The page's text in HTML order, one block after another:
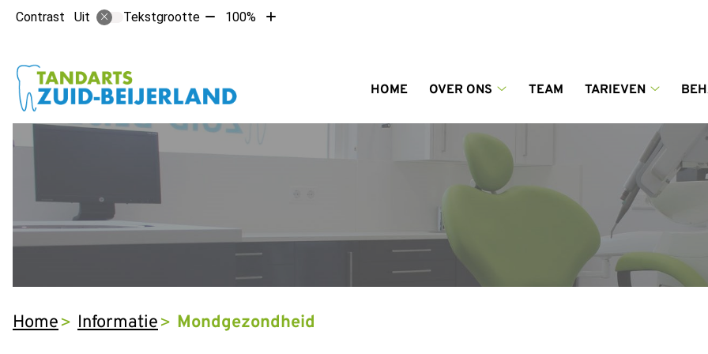
Contrast Uit Tekstgrootte Tekst100%
Tekst
HOME
OVER ONS
ons
TEAM
TARIEVEN
submenu
Home Informatie Mondgezondheid